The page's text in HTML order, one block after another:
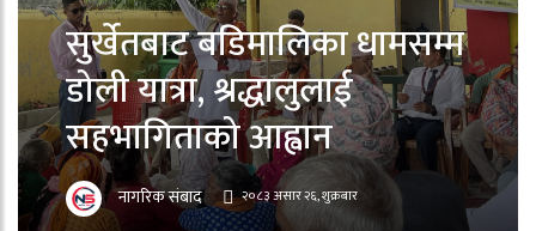
सुर्खेतबाट बडिमालिका धामसम्म
डोली यात्रा, श्रद्धालुलाई
सहभागिताको आह्वान
नागरिक संबाद २०८३ असार २६, शुक्रबार